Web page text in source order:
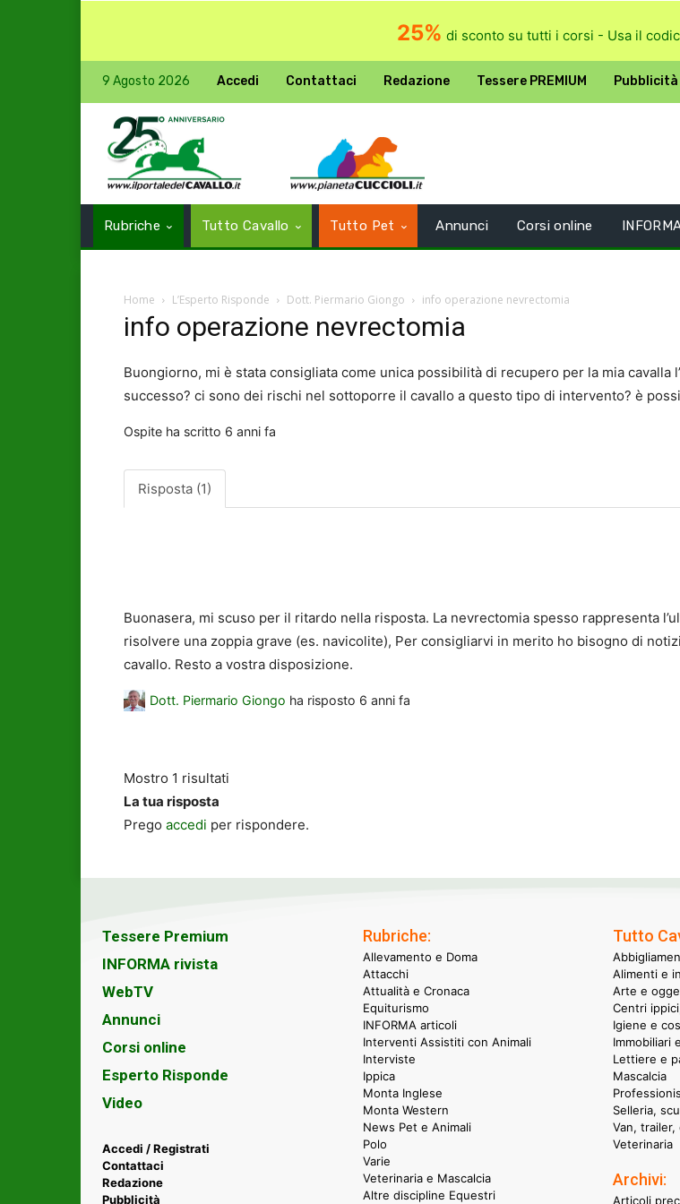
25% di sconto su tutti i corsi - Usa il
9 Agosto 2026 Accedi Contattaci Redazione Tessere PREMIUM Pubblicità
Rubriche Tutto Cavallo Tutto Pet Annunci Corsi online
Home L’Esperto Risponde Dott. Piermario Giongo info operazione nevrectomia
info operazione nevrectomia
Buongiorno, mi è stata consigliata come unica possibilità di recupero per la mia
successo? ci sono dei rischi nel sottoporre il cavallo a questo tipo di intervento? è
Ospite ha scritto 6 anni fa
Risposta (1)
Buonasera, mi scuso per il ritardo nella risposta. La nevrectomia spesso rappresenta
risolvere una zoppia grave (es. navicolite), Per consigliarvi in merito ho bisogno di
cavallo. Resto a vostra disposizione.
Dott. Piermario Giongo ha risposto 6 anni fa
Mostro 1 risultati
La tua risposta
Prego accedi per rispondere.
Tessere Premium
INFORMA rivista
WebTV
Annunci
Corsi online
Esperto Risponde
Video
Accedi / Registrati
Contattaci
Redazione
Pubblicità
Rubriche:
Allevamento e Doma
Attacchi
Attualità e Cronaca
Equiturismo
INFORMA articoli
Interventi Assistiti con Animali
Interviste
Ippica
Monta Inglese
Monta Western
News Pet e Animali
Polo
Varie
Veterinaria e Mascalcia
Altre discipline Equestri
Tutto
Alimenti e
Arte e
Centri
Igiene e
Immobiliari
Lettiere e
Mascalcia
Selleria,
Van,
Veterinaria
Archivi:
Articoli